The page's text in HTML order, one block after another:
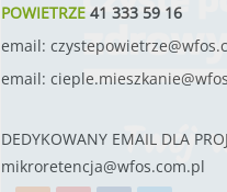
POWIETRZE41 333 59 16
email:
email:
DEDYKOWANY EMAIL DLA
mikroretencja@wfos.com.pl